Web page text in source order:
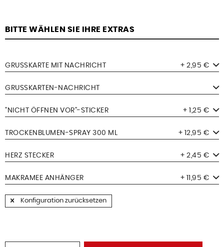
BITTE WÄHLEN SIE IHRE EXTRAS
GRUSSKARTE MIT NACHRICHT + 2,95 €
GRUSSKARTEN-NACHRICHT
"NICHT ÖFFNEN VOR"-STICKER + 1,25 €
TROCKENBLUMEN-SPRAY 300 ML + 12,95 €
HERZ STECKER + 2,45 €
MAKRAMEE ANHÄNGER + 11,95 €
Konfiguration zurücksetzen